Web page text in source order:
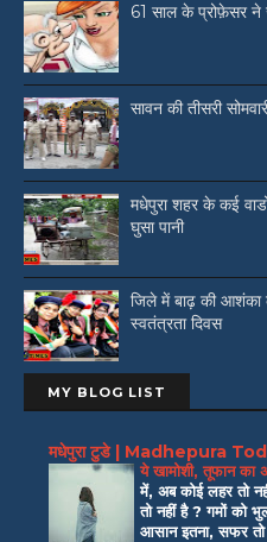
61 साल के प्रोफ़ेसर ने
सावन की तीसरी
मधेपुरा शहर के कई
घुसा पानी
जिले में बाढ़ की आशंका
स्वतंत्रता दिवस
MY BLOG LIST
मधेपुरा टुडे | Madhepura
ये खामोशी, तूफान का
में, अब कोई लहर तो
तो नहीं है ? गमों को
आसान इतना, सफर